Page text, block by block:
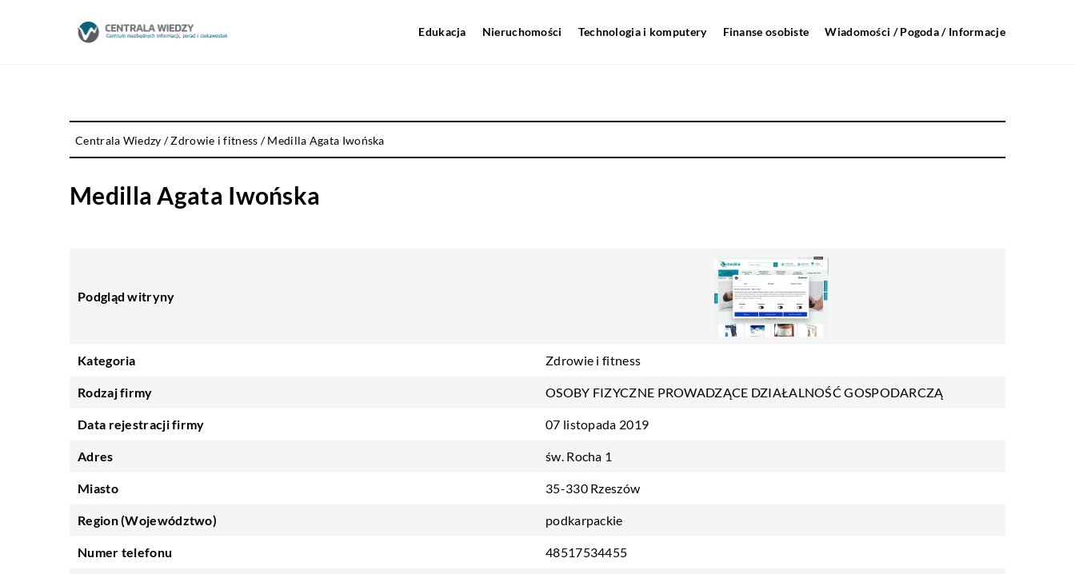
Edukacja Nieruchomości Technologia i komputery Finanse osobiste Wiadomości / Pogoda / Informacje
Centrala Wiedzy /Zdrowie i fitness /Medilla Agata Iwońska
Medilla Agata Iwońska
Podgląd witryny
Kategoria Zdrowie i fitness
Rodzaj firmy OSOBY FIZYCZNE PROWADZĄCE DZIAŁALNOŚĆ GOSPODARCZĄ
Data rejestracji firmy 07 listopada 2019
Adres św. Rocha 1
Miasto 35-330 Rzeszów
Region (Województwo) podkarpackie
Numer telefonu 48517534455